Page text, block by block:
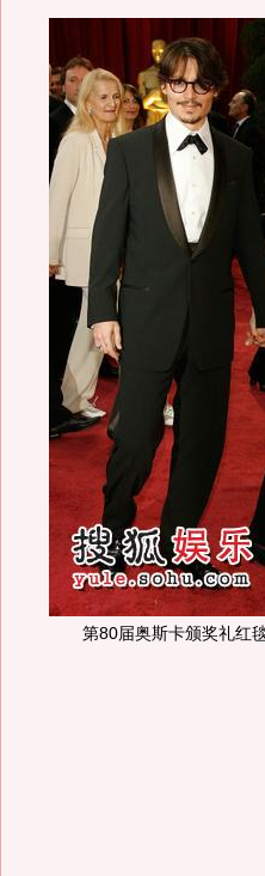
第80届奥斯卡颁奖礼红毯